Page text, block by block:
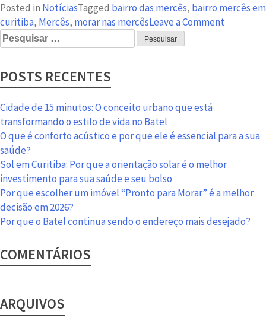
Posted in NotíciasTagged bairro das mercês, bairro mercês em
curitiba, Mercês, morar nas mercêsLeave a Comment
morar
região
Prudente
Pesquisar
por:
POSTS RECENTES
Cidade de 15 minutos: O conceito urbano que está
transformando o estilo de vida no Batel
O que é conforto acústico e por que ele é essencial para a sua
saúde?
Sol em Curitiba: Por que a orientação solar é o melhor
investimento para sua saúde e seu bolso
Por que escolher um imóvel “Pronto para Morar” é a melhor
decisão em 2026?
Por que o Batel continua sendo o endereço mais desejado?
COMENTÁRIOS
ARQUIVOS